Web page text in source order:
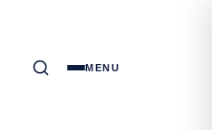
MENU